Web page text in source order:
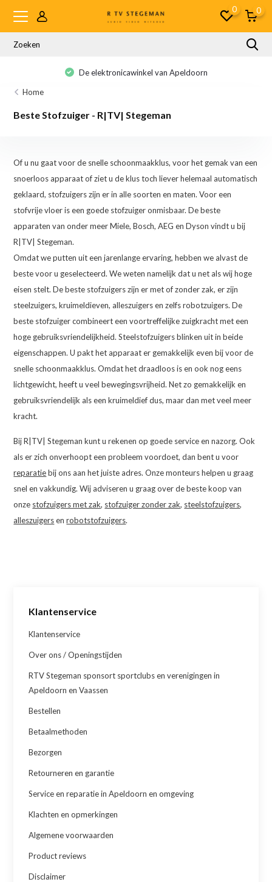
0 0
De elektronicawinkel van Apeldoorn
Home
Klantenservice
Klantenservice
Over ons / Openingstijden
RTV Stegeman sponsort sportclubs en verenigingen in
Apeldoorn en Vaassen
Bestellen
Betaalmethoden
Bezorgen
Retourneren en garantie
Service en reparatie in Apeldoorn en omgeving
Klachten en opmerkingen
Algemene voorwaarden
Product reviews
Disclaimer
Beste Stofzuiger - R|TV| Stegeman
Of u nu gaat voor de snelle schoonmaakklus, voor het gemak van een
snoerloos apparaat of ziet u de klus toch liever helemaal automatisch
geklaard, stofzuigers zijn er in alle soorten en maten. Voor een
stofvrije vloer is een goede stofzuiger onmisbaar. De beste
apparaten van onder meer Miele, Bosch, AEG en Dyson vindt u bij
R|TV| Stegeman.
Omdat we putten uit een jarenlange ervaring, hebben we alvast de
beste voor u geselecteerd. We weten namelijk dat u net als wij hoge
eisen stelt. De beste stofzuigers zijn er met of zonder zak, er zijn
steelzuigers, kruimeldieven, alleszuigers en zelfs robotzuigers. De
beste stofzuiger combineert een voortreffelijke zuigkracht met een
hoge gebruiksvriendelijkheid. Steelstofzuigers blinken uit in beide
eigenschappen. U pakt het apparaat er gemakkelijk even bij voor de
snelle schoonmaakklus. Omdat het draadloos is en ook nog eens
lichtgewicht, heeft u veel bewegingsvrijheid. Net zo gemakkelijk en
gebruiksvriendelijk als een kruimeldief dus, maar dan met veel meer
kracht.
Bij R|TV| Stegeman kunt u rekenen op goede service en nazorg. Ook
als er zich onverhoopt een probleem voordoet, dan bent u voor
reparatiebij ons aan het juiste adres. Onze monteurs helpen u graag
snel en vakkundig. Wij adviseren u graag over de beste koop van
onze stofzuigers met zak, stofzuiger zonder zak, steelstofzuigers,
alleszuigersenrobotstofzuigers.